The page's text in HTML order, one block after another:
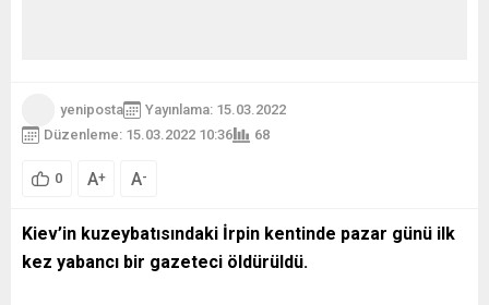
yeniposta
Yayınlama: 15.03.2022
Düzenleme: 15.03.2022 10:36
68
0 A+ A-
Kiev’in kuzeybatısındaki İrpin kentinde pazar günü ilk
kez yabancı bir gazeteci öldürüldü.